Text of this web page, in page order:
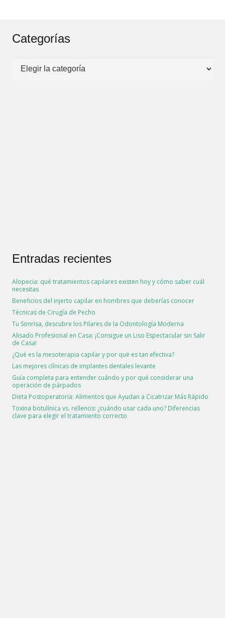
Categorías
Categorías
Entradas recientes
Alopecia: qué tratamientos capilares existen hoy y cómo saber cuál
necesitas
Beneficios del injerto capilar en hombres que deberías conocer
Técnicas de Cirugía de Pecho
Tu Sonrisa, descubre los Pilares de la Odontología Moderna
Alisado Profesional en Casa: ¡Consigue un Liso Espectacular sin Salir
de Casa!
¿Qué es la mesoterapia capilar y por qué es tan efectiva?
Las mejores clínicas de implantes dentales levante
Guía completa para entender cuándo y por qué considerar una
operación de párpados
Dieta Postoperatoria: Alimentos que Ayudan a Cicatrizar Más Rápido
Toxina botulínica vs. rellenos: ¿cuándo usar cada uno? Diferencias
clave para elegir el tratamiento correcto